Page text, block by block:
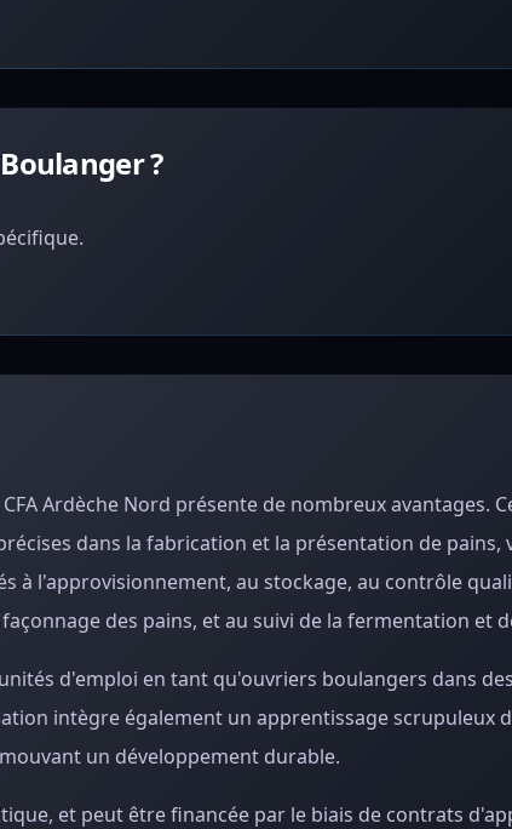
?
Ardèche Nord présente de nombreux avantages.
dans la fabrication et la présentation de pains,
à l'approvisionnement, au stockage, au contrôle
des pains, et au suivi de la fermentation et
d'emploi en tant qu'ouvriers boulangers dans
intègre également un apprentissage scrupuleux
un développement durable.
et peut être financée par le biais de contrats